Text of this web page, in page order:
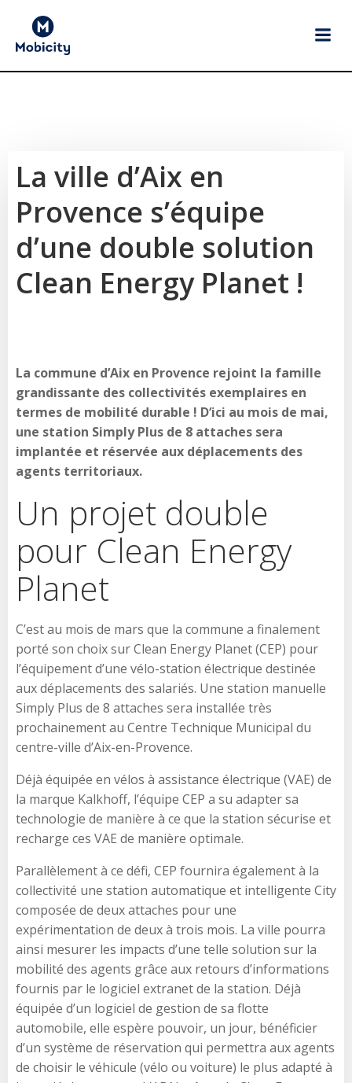
La ville d’Aix en
Provence s’équipe
d’une double solution
Clean Energy Planet !
La commune d’Aix en Provence rejoint la famille
grandissante des collectivités exemplaires en
termes de mobilité durable ! D‘ici au mois de mai,
une station Simply Plus de 8 attaches sera
implantée et réservée aux déplacements des
agents territoriaux.
Un projet double
pour Clean Energy
Planet
C’est au mois de mars que la commune a finalement
porté son choix sur Clean Energy Planet (CEP) pour
l’équipement d’une vélo-station électrique destinée
aux déplacements des salariés. Une station manuelle
Simply Plus de 8 attaches sera installée très
prochainement au Centre Technique Municipal du
centre-ville d’Aix-en-Provence.
Déjà équipée en vélos à assistance électrique (VAE) de
la marque Kalkhoff, l’équipe CEP a su adapter sa
technologie de manière à ce que la station sécurise et
recharge ces VAE de manière optimale.
Parallèlement à ce défi, CEP fournira également à la
collectivité une station automatique et intelligente City
composée de deux attaches pour une
expérimentation de deux à trois mois. La ville pourra
ainsi mesurer les impacts d’une telle solution sur la
mobilité des agents grâce aux retours d’informations
fournis par le logiciel extranet de la station. Déjà
équipée d’un logiciel de gestion de sa flotte
automobile, elle espère pouvoir, un jour, bénéficier
d’un système de réservation qui permettra aux agents
de choisir le véhicule (vélo ou voiture) le plus adapté à